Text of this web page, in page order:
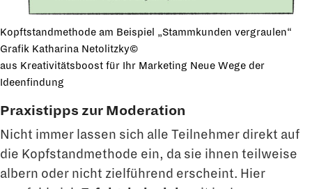
Kopftstandmethode am Beispiel „Stammkunden vergraulen“
Grafik Katharina Netolitzky©
aus Kreativitätsboost für Ihr Marketing Neue Wege der
Ideenfindung
Praxistipps zur Moderation
Nicht immer lassen sich alle Teilnehmer direkt auf
die Kopfstandmethode ein, da sie ihnen teilweise
albern oder nicht zielführend erscheint. Hier